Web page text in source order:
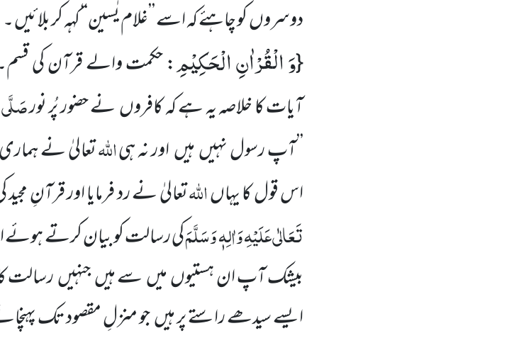
دوسروںکو چاہئے کہ اسے ’’غلام یٰسین‘‘ کہہ کر بلائیں ۔
{وَ الْقُرْاٰنِ الْحَكِیْمِ: حکمت والے قرآن کی
آیات کا خلاصہ یہ ہے کہ کافروں نے حضور پُر نورصَلَّی
’’آپ رسول نہیں ہیں اور نہ ہیاللہتعالیٰ نے
اس قول کا یہاںاللہتعالیٰ نے رد فرمایا اور قرآنِ
تَعَالٰیعَلَیْہِ وَاٰلِہٖ وَسَلَّمَکی رسالت کو بیان کرتے ہوئے
بیشک آپ ان ہستیوں میں سے ہیں جنہیں رسالت
ایسے سیدھے راستے پر ہیں جو منزلِ مقصود تک